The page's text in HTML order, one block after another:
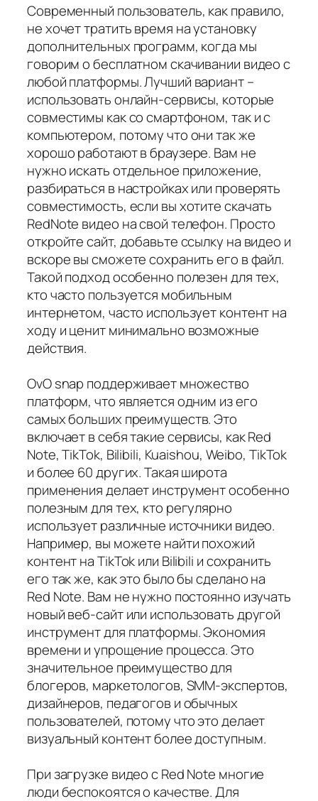
Современный пользователь, как правило,
не хочет тратить время на установку
дополнительных программ, когда мы
говорим о бесплатном скачивании видео с
любой платформы. Лучший вариант –
использовать онлайн-сервисы, которые
совместимы как со смартфоном, так и с
компьютером, потому что они так же
хорошо работают в браузере. Вам не
нужно искать отдельное приложение,
разбираться в настройках или проверять
совместимость, если вы хотите скачать
RedNote видео на свой телефон. Просто
откройте сайт, добавьте ссылку на видео и
вскоре вы сможете сохранить его в файл.
Такой подход особенно полезен для тех,
кто часто пользуется мобильным
интернетом, часто использует контент на
ходу и ценит минимально возможные
действия.
OvO snap поддерживает множество
платформ, что является одним из его
самых больших преимуществ. Это
включает в себя такие сервисы, как Red
Note, TikTok, Bilibili, Kuaishou, Weibo, TikTok
и более 60 других. Такая широта
применения делает инструмент особенно
полезным для тех, кто регулярно
использует различные источники видео.
Например, вы можете найти похожий
контент на TikTok или Bilibili и сохранить
его так же, как это было бы сделано на
Red Note. Вам не нужно постоянно изучать
новый веб-сайт или использовать другой
инструмент для платформы. Экономия
времени и упрощение процесса. Это
значительное преимущество для
блогеров, маркетологов, SMM-экспертов,
дизайнеров, педагогов и обычных
пользователей, потому что это делает
визуальный контент более доступным.
При загрузке видео с Red Note многие
люди беспокоятся о качестве. Для